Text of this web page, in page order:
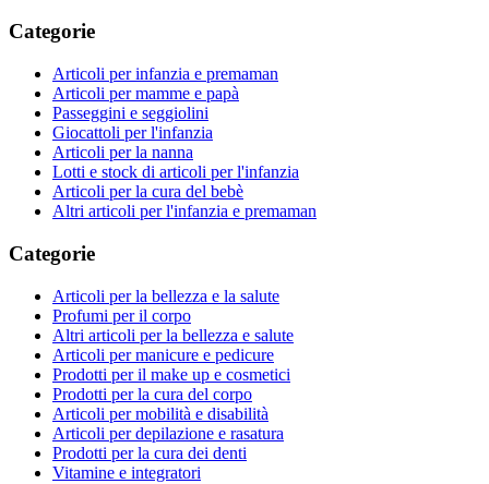
Categorie
Articoli per infanzia e premaman
Articoli per mamme e papà
Passeggini e seggiolini
Giocattoli per l'infanzia
Articoli per la nanna
Lotti e stock di articoli per l'infanzia
Articoli per la cura del bebè
Altri articoli per l'infanzia e premaman
Categorie
Articoli per la bellezza e la salute
Profumi per il corpo
Altri articoli per la bellezza e salute
Articoli per manicure e pedicure
Prodotti per il make up e cosmetici
Prodotti per la cura del corpo
Articoli per mobilità e disabilità
Articoli per depilazione e rasatura
Prodotti per la cura dei denti
Vitamine e integratori